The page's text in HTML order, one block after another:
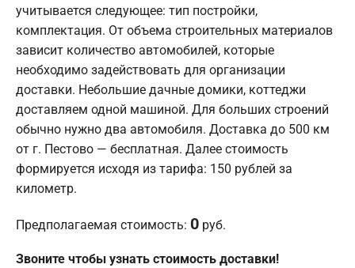
учитывается следующее: тип постройки,
комплектация. От объема строительных материалов
зависит количество автомобилей, которые
необходимо задействовать для организации
доставки. Небольшие дачные домики, коттеджи
доставляем одной машиной. Для больших строений
обычно нужно два автомобиля. Доставка до 500 км
от г. Пестово — бесплатная. Далее стоимость
формируется исходя из тарифа: 150 рублей за
километр.
Предполагаемая стоимость: 0 руб.
Звоните чтобы узнать стоимость доставки!